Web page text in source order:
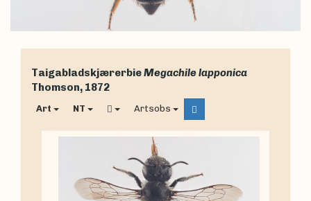
TaigabladskjærerbieMegachile lapponica
Thomson, 1872
Art NT Artsobs